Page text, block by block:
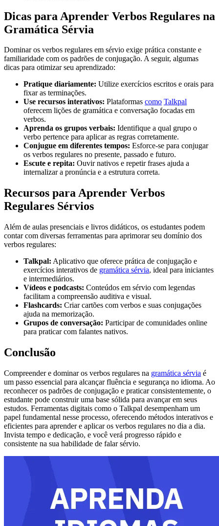
Dicas para Aprender Verbos Regulares na
Gramática Sérvia
Dominar os verbos regulares em sérvio exige prática constante e
familiaridade com os padrões de conjugação. A seguir, algumas
dicas para otimizar seu aprendizado:
Pratique diariamente: Utilize exercícios escritos e orais para
fixar as terminações.
Use recursos interativos: Plataformas como Talkpal
oferecem lições de gramática e conversação focadas em
verbos.
Aprenda os grupos verbais: Identifique a qual grupo o
verbo pertence para aplicar as regras corretamente.
Conjugue em diferentes tempos: Esforce-se para conjugar
os verbos regulares no presente, passado e futuro.
Escute e repita: Ouvir nativos e repetir frases ajuda a
internalizar a pronúncia e a estrutura correta.
Recursos para Aprender Verbos
Regulares Sérvios
Além de aulas presenciais e livros didáticos, os estudantes podem
contar com diversas ferramentas para aprimorar seu domínio dos
verbos regulares:
Talkpal: Aplicativo que oferece prática de conjugação e
exercícios interativos de gramática sérvia, ideal para iniciantes
e intermediários.
Vídeos e podcasts: Conteúdos em sérvio com legendas
facilitam a compreensão auditiva e visual.
Flashcards: Criar cartões com verbos e suas conjugações
ajuda na memorização.
Grupos de conversação: Participar de comunidades online
para praticar com falantes nativos.
Conclusão
Compreender e dominar os verbos regulares na gramática sérvia é
um passo essencial para alcançar fluência e segurança no idioma. Ao
reconhecer os padrões de conjugação e praticar consistentemente, o
estudante pode construir uma base sólida para avançar em seus
estudos. Ferramentas digitais como o Talkpal desempenham um
papel fundamental nesse processo, oferecendo métodos interativos e
eficientes para aprender e aplicar os verbos regulares no dia a dia.
Invista tempo e dedicação, e você verá progresso rápido e
consistente na sua habilidade de falar sérvio.